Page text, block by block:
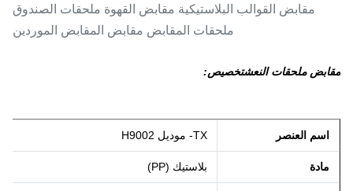
مقابض القوالب البلاستيكية مقابض القهوة ملحقات الصندوق
ملحقات المقابض مقابض المقابض الموردين
مقابض ملحقات النعشتخصيص:
اسم العنصر TX- موديل H9002
مادة بلاستيك (PP)